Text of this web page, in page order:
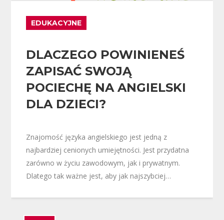
EDUKACYJNE
DLACZEGO POWINIENEŚ
ZAPISAĆ SWOJĄ
POCIECHĘ NA ANGIELSKI
DLA DZIECI?
Znajomość języka angielskiego jest jedną z
najbardziej cenionych umiejętności. Jest przydatna
zarówno w życiu zawodowym, jak i prywatnym.
Dlatego tak ważne jest, aby jak najszybciej…